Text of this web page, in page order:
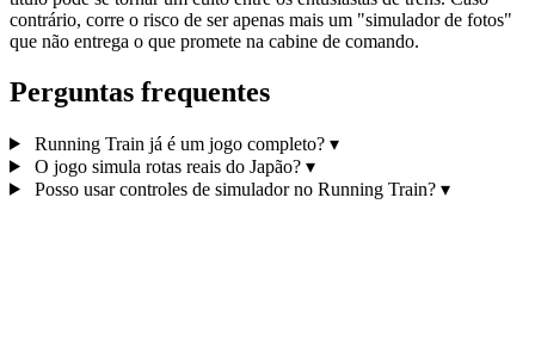
contrário, corre o risco de ser apenas mais um "simulador de fotos"
que não entrega o que promete na cabine de comando.
Perguntas frequentes
Running Train já é um jogo completo? ▾
O jogo simula rotas reais do Japão? ▾
Posso usar controles de simulador no Running Train? ▾